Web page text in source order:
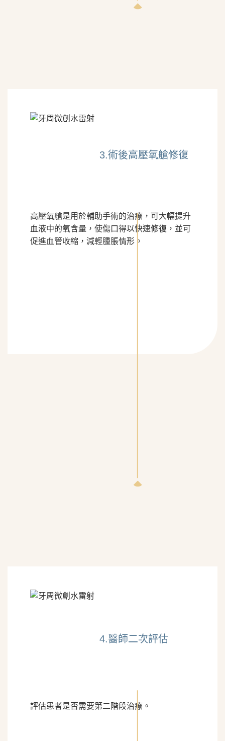
3.術後高壓氧艙修復
高壓氧艙是用於輔助手術的治療，可大幅提升
血液中的氧含量，使傷口得以快速修復，並可
促進血管收縮，減輕腫脹情形。
4.醫師二次評估
評估患者是否需要第二階段治療。